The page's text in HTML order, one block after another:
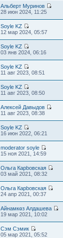
Альберт Муринов
28 июн 2024, 11:25
Soyle KZ
12 мар 2024, 05:57
Soyle KZ
03 янв 2024, 06:16
Soyle KZ
11 авг 2023, 08:51
Soyle KZ
11 авг 2023, 08:50
Алексей Давыдов
11 авг 2023, 08:38
Soyle KZ
16 июн 2022, 06:21
moderator soyle
15 ноя 2021, 14:59
Ольга Карbовская
03 май 2021, 08:32
Ольга Карbовская
24 апр 2021, 00:37
Айнамкөз Алдашева
19 мар 2021, 10:02
Сэм Сэмик
05 мар 2021, 05:52